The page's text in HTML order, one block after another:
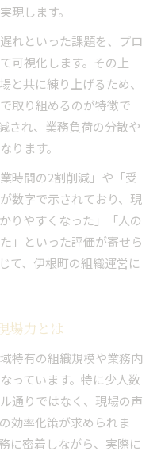
現します。
れといった課題を、プロ
可視化します。その上
と共に練り上げるため、
取り組めるのが特徴で
され、業務負荷の分散や
ります。
時間の2割削減」や「受
数字で示されており、現
りやすくなった」「人の
」といった評価が寄せら
て、伊根町の組織運営に
場力とは
特有の組織規模や業務内
っています。特に少人数
通りではなく、現場の声
効率化策が求められま
に密着しながら、実際に